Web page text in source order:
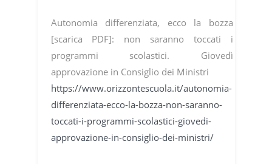
Autonomia differenziata, ecco la bozza
[scarica PDF]: non saranno toccati i
programmi scolastici. Giovedì
approvazione in Consiglio dei Ministri
https://www.orizzontescuola.it/autonomia-
differenziata-ecco-la-bozza-non-saranno-
toccati-i-programmi-scolastici-giovedi-
approvazione-in-consiglio-dei-ministri/